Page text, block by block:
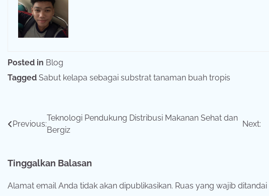
Posted in Blog
Tagged Sabut kelapa sebagai substrat tanaman buah tropis
Navigasi
Previous:
Teknologi Pendukung Distribusi Makanan Sehat dan
Bergiz
Next:
Tinggalkan Balasan
Alamat email Anda tidak akan dipublikasikan. Ruas yang wajib ditandai